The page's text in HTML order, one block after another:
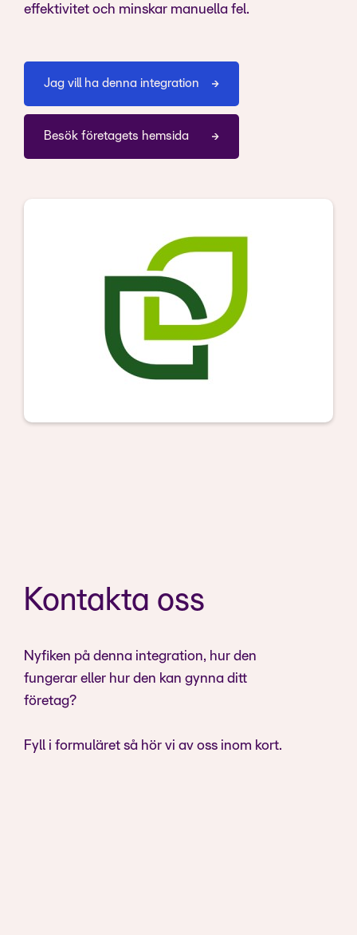
effektivitet och minskar manuella fel.
Jag vill ha denna integration
Besök företagets hemsida
Kontakta oss
Nyfiken på denna integration, hur den
fungerar eller hur den kan gynna ditt
företag?
Fyll i formuläret så hör vi av oss inom kort.